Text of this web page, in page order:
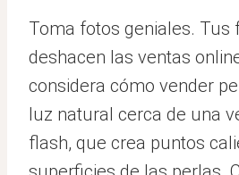
Toma fotos geniales. Tus
deshacen las ventas
considera cómo vender
luz natural cerca de una
flash, que crea puntos